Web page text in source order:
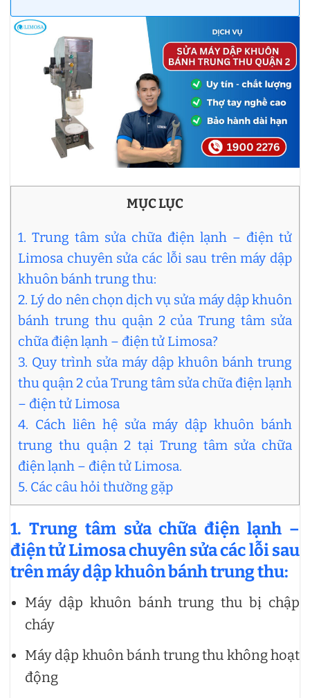
MỤC LỤC
1. Trung tâm sửa chữa điện lạnh – điện tử
Limosa chuyên sửa các lỗi sau trên máy dập
khuôn bánh trung thu:
2. Lý do nên chọn dịch vụ sửa máy dập khuôn
bánh trung thu quận 2 của Trung tâm sửa
chữa điện lạnh – điện tử Limosa?
3. Quy trình sửa máy dập khuôn bánh trung
thu quận 2 của Trung tâm sửa chữa điện lạnh
– điện tử Limosa
4. Cách liên hệ sửa máy dập khuôn bánh
trung thu quận 2 tại Trung tâm sửa chữa
điện lạnh – điện tử Limosa.
5. Các câu hỏi thường gặp
1. Trung tâm sửa chữa điện lạnh –
điện tử Limosa chuyên sửa các lỗi sau
trên máy dập khuôn bánh trung thu:
Máy dập khuôn bánh trung thu bị chập
cháy
Máy dập khuôn bánh trung thu không hoạt
động